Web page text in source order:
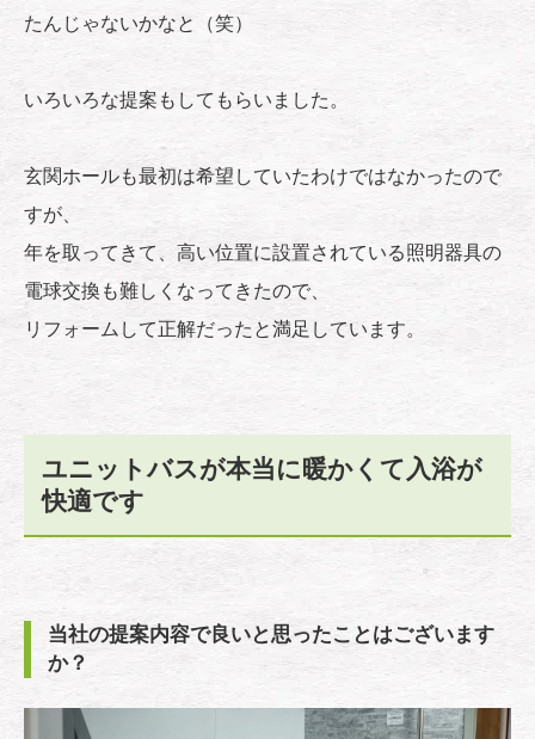
たんじゃないかなと（笑）
いろいろな提案もしてもらいました。
玄関ホールも最初は希望していたわけではなかったので
すが、
年を取ってきて、高い位置に設置されている照明器具の
電球交換も難しくなってきたので、
リフォームして正解だったと満足しています。
ユニットバスが本当に暖かくて入浴が
快適です
当社の提案内容で良いと思ったことはございます
か？